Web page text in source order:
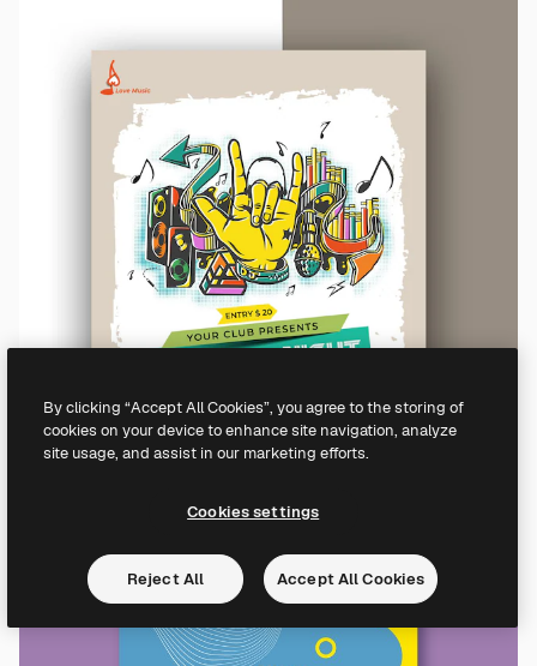
By clicking “Accept All Cookies”, you agree to the storing of
cookies on your device to enhance site navigation, analyze
site usage, and assist in our marketing efforts.
Cookies settings
Reject All Accept All Cookies